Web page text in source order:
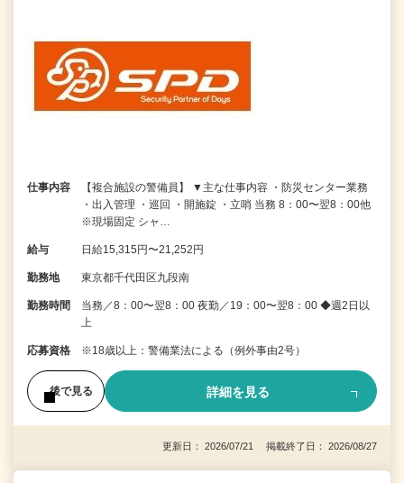
仕事内容
【複合施設の警備員】 ▼主な仕事内容 ・防災センター業務
・出入管理 ・巡回 ・開施錠 ・立哨 当務 8：00〜翌8：00他
※現場固定 シャ…
給与 日給15,315円〜21,252円
勤務地 東京都千代田区九段南
勤務時間
当務／8：00〜翌8：00 夜勤／19：00〜翌8：00 ◆週2日以
上
応募資格 ※18歳以上：警備業法による（例外事由2号）
後で見る 詳細を見る
更新日： 2026/07/21 掲載終了日： 2026/08/27